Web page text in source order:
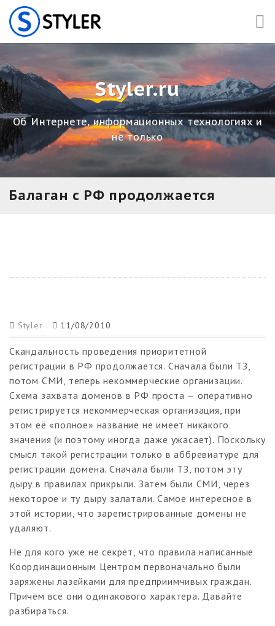
Skip
to
content
Styler.ru
Об Интернете, информационных технологиях и
не только
Балаган с РФ продолжается
Styler 11/08/2010
Скандальность проведения приоритетной
регистрации в РФ продолжается. Сначала были ТЗ,
потом СМИ, теперь некоммерческие организации.
Схема захвата доменов в РФ проста — оперативно
регистрируется некоммерческая организация, при
этом её «полное» название не имеет никакого
значения (и поэтому иногда даже ужасает). Поскольку
смысл такой регистрации только в аббревиатуре для
регистрации домена. Сначала были ТЗ, потом эту
дыру в правилах прикрыли. Затем были СМИ, через
некоторое и ту дыру залатали. Самое интересное в
этой истории, что зарегистрированные домены не
удаляют.
Не для кого уже не секрет, что правила написанные
Координационным Центром первоначально были
заряжены лазейками для предприимчивых граждан.
Причём все они одинакового характера. Давайте
разбираться.